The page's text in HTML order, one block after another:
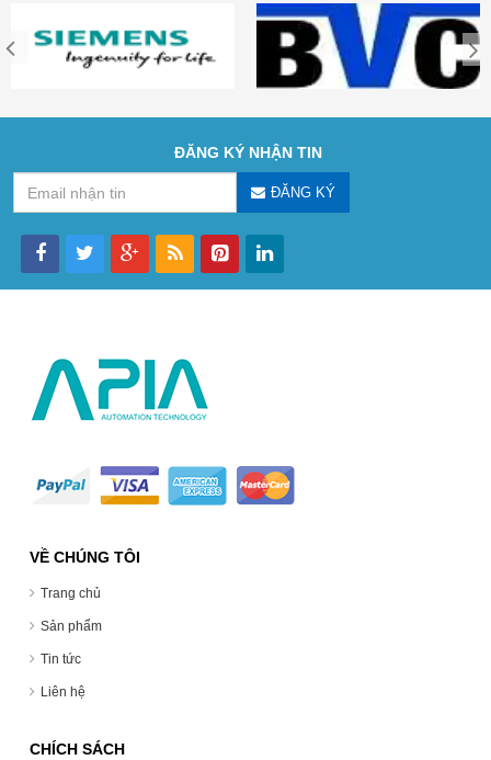
ĐĂNG KÝ NHẬN TIN
ĐĂNG KÝ
VỀ CHÚNG TÔI
Trang chủ
Sản phẩm
Tin tức
Liên hệ
CHÍCH SÁCH